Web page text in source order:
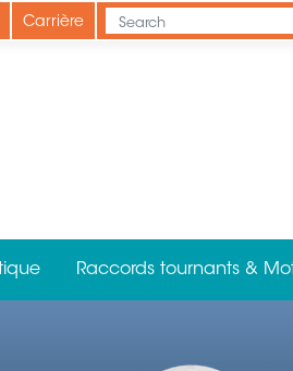
Carrière
Raccords tournants &